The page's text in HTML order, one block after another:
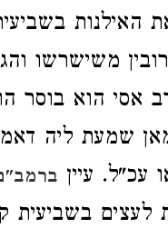
האילנות
משישרשו
אסי הוא בוסר
שמעת ליה
עכ"ל. עיין
לעצים בשביעית